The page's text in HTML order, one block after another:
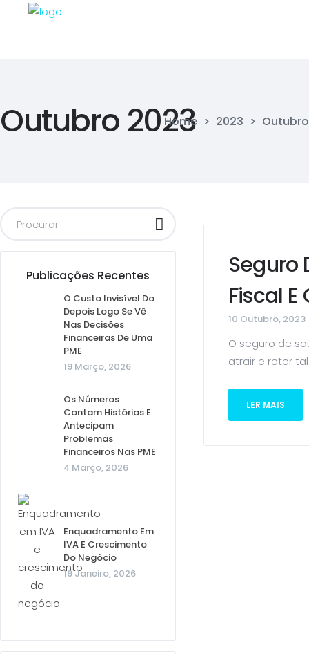
Outubro 2023
Home > 2023 > Outubro
Publicações Recentes
O Custo Invisível Do
Depois Logo Se Vê
Nas Decisões
Financeiras De Uma
PME
19 Março, 2026
Os Números
Contam Histórias E
Antecipam
Problemas
Financeiros Nas PME
4 Março, 2026
Enquadramento Em
IVA E Crescimento
Do Negócio
19 Janeiro, 2026
Seguro
Fiscal
10 Outubro, 2023
O seguro de
atrair e reter
LER MAIS